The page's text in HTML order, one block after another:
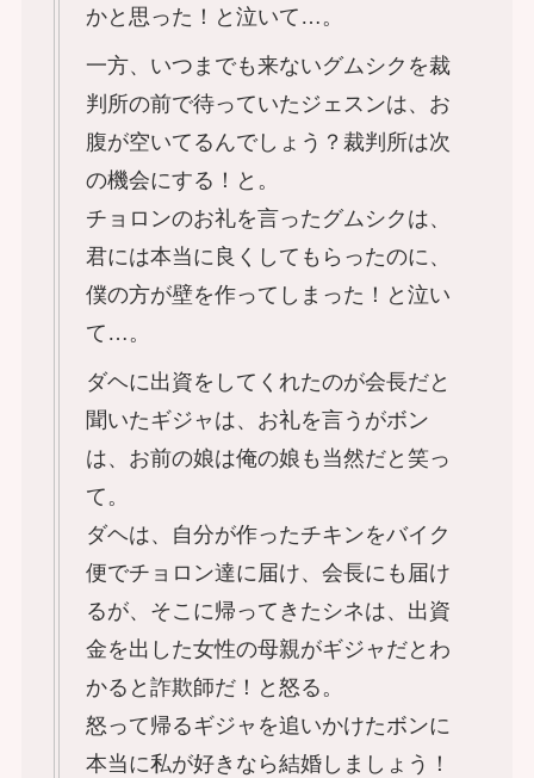
かと思った！と泣いて…。
一方、いつまでも来ないグムシクを裁
判所の前で待っていたジェスンは、お
腹が空いてるんでしょう？裁判所は次
の機会にする！と。
チョロンのお礼を言ったグムシクは、
君には本当に良くしてもらったのに、
僕の方が壁を作ってしまった！と泣い
て…。
ダヘに出資をしてくれたのが会長だと
聞いたギジャは、お礼を言うがボン
は、お前の娘は俺の娘も当然だと笑っ
て。
ダヘは、自分が作ったチキンをバイク
便でチョロン達に届け、会長にも届け
るが、そこに帰ってきたシネは、出資
金を出した女性の母親がギジャだとわ
かると詐欺師だ！と怒る。
怒って帰るギジャを追いかけたボンに
本当に私が好きなら結婚しましょう！